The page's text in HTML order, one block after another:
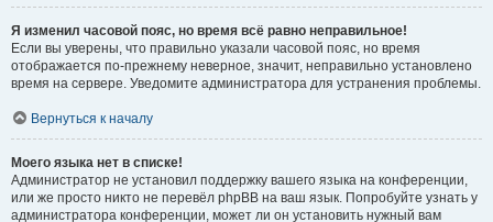
Я изменил часовой пояс, но время всё равно неправильное!
Если вы уверены, что правильно указали часовой пояс, но время
отображается по-прежнему неверное, значит, неправильно установлено
время на сервере. Уведомите администратора для устранения проблемы.
Вернуться к началу
Моего языка нет в списке!
Администратор не установил поддержку вашего языка на конференции,
или же просто никто не перевёл phpBB на ваш язык. Попробуйте узнать у
администратора конференции, может ли он установить нужный вам